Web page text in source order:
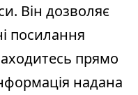
Він дозволяє
посилання
прямо
надана